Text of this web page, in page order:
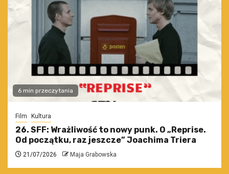
6 min przeczytania
Film Kultura
26. SFF: Wrażliwość to nowy punk. O „Reprise.
Od początku, raz jeszcze” Joachima Triera
21/07/2026 Maja Grabowska